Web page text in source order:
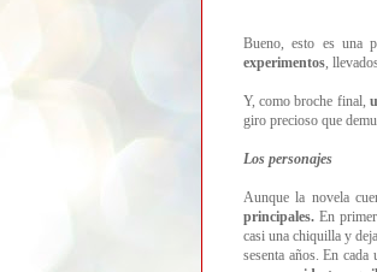
Bueno, esto es una
experimentos ,
Y, como broche final,
giro precioso que
Los personajes
Aunque la novela
principales. En
casi una chiquilla y
sesenta años. En